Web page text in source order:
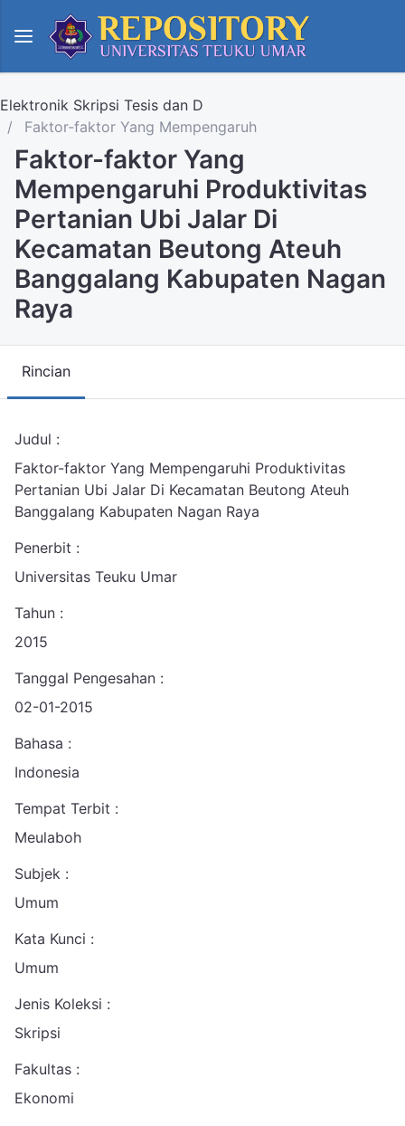
Elektronik Skripsi Tesis dan D
Faktor-faktor Yang Mempengaruh
Faktor-faktor Yang
Mempengaruhi Produktivitas
Pertanian Ubi Jalar Di
Kecamatan Beutong Ateuh
Banggalang Kabupaten Nagan
Raya
Rincian
Judul :
Faktor-faktor Yang Mempengaruhi Produktivitas
Pertanian Ubi Jalar Di Kecamatan Beutong Ateuh
Banggalang Kabupaten Nagan Raya
Penerbit :
Universitas Teuku Umar
Tahun :
2015
Tanggal Pengesahan :
02-01-2015
Bahasa :
Indonesia
Tempat Terbit :
Meulaboh
Subjek :
Umum
Kata Kunci :
Umum
Jenis Koleksi :
Skripsi
Fakultas :
Ekonomi